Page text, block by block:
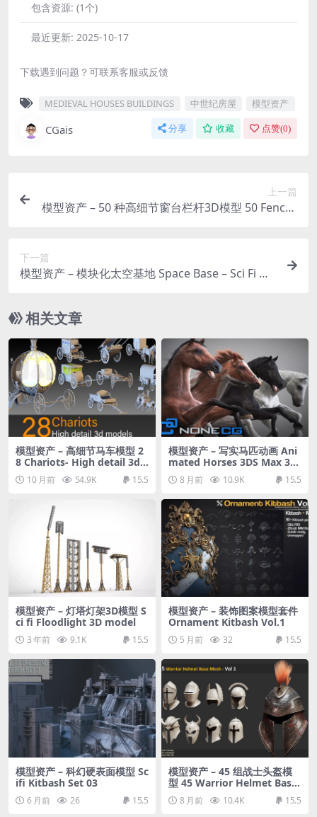
包含资源: (1个)
最近更新: 2025-10-17
下载遇到问题？可联系客服或反馈
MEDIEVAL HOUSES BUILDINGS 中世纪房屋 模型资产
CGais 分享 收藏 点赞(0)
上一篇
模型资产 – 50 种高细节窗台栏杆3D模型 50 Fences
下一篇
模型资产 – 模块化太空基地 Space Base – Sci Fi M
ash Pack
相关文章
模型资产 – 高细节马车模型 2
8 Chariots- High detail 3d
models
10 月前 54.9K 15.5
模型资产 – 写实马匹动画 Ani
mated Horses 3DS Max 3D
model V3
8 月前 10.9K 15.5
模型资产 – 灯塔灯架3D模型 S
ci fi Floodlight 3D model
3 年前 9.1K 15.5
模型资产 – 装饰图案模型套件
Ornament Kitbash Vol.1
5 月前 32 15.5
模型资产 – 科幻硬表面模型 Sc
ifi Kitbash Set 03
6 月前 26 15.5
模型资产 – 45 组战士头盔模
型 45 Warrior Helmet Base
Mesh – Vol 1
8 月前 10.4K 15.5